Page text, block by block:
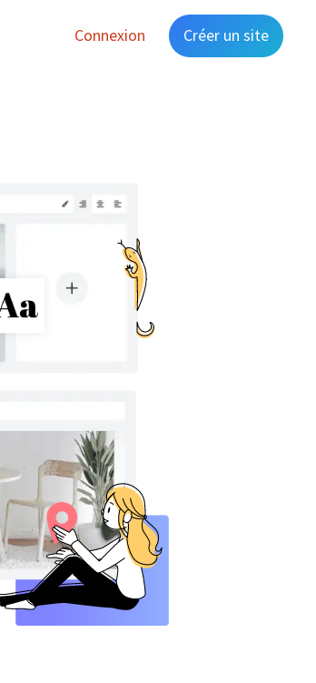
Connexion Créer un site